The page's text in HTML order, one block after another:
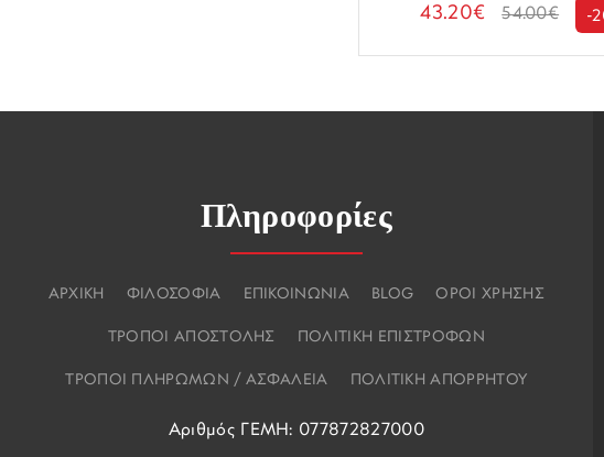
43.20€ 54.00€ -
Πληροφορίες
ΑΡΧΙΚΗ ΦΙΛΟΣΟΦΙΑ ΕΠΙΚΟΙΝΩΝΙΑ BLOG ΟΡΟΙ ΧΡΗΣΗΣ
ΤΡΟΠΟΙ ΑΠΟΣΤΟΛΗΣ ΠΟΛΙΤΙΚΗ ΕΠΙΣΤΡΟΦΩΝ
ΤΡΟΠΟΙ ΠΛΗΡΩΜΩΝ / ΑΣΦΑΛΕΙΑ ΠΟΛΙΤΙΚΗ ΑΠΟΡΡΗΤΟΥ
Αριθμός ΓΕΜΗ: 077872827000